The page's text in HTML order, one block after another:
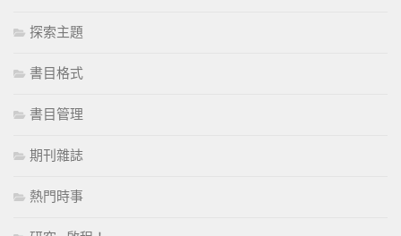
探索主題
書目格式
書目管理
期刊雜誌
熱門時事